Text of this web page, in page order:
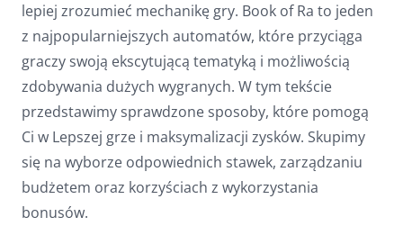
lepiej zrozumieć mechanikę gry. Book of Ra to jeden
z najpopularniejszych automatów, które przyciąga
graczy swoją ekscytującą tematyką i możliwością
zdobywania dużych wygranych. W tym tekście
przedstawimy sprawdzone sposoby, które pomogą
Ci w Lepszej grze i maksymalizacji zysków. Skupimy
się na wyborze odpowiednich stawek, zarządzaniu
budżetem oraz korzyściach z wykorzystania
bonusów.
add_circle_outline Increase font
Readable font
brightness_high Bright contrast
Dark contrast
format_underlined Underline links